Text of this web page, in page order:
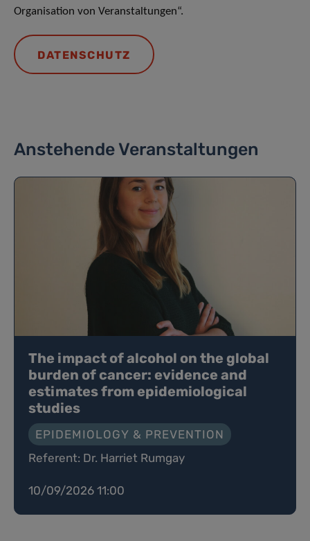
Organisation von Veranstaltungen“.
DATENSCHUTZ
Anstehende Veranstaltungen
The impact of alcohol on the global
burden of cancer: evidence and
estimates from epidemiological
studies
EPIDEMIOLOGY & PREVENTION
Referent: Dr. Harriet Rumgay
10/09/2026 11:00